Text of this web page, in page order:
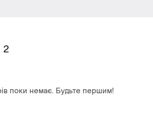
2
поки немає. Будьте першим!